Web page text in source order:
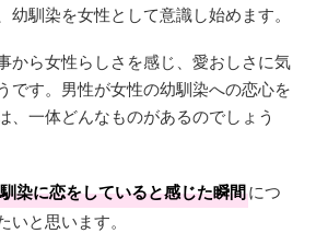
幼馴染を女性として意識し始めます。
から女性らしさを感じ、愛おしさに気
です。男性が女性の幼馴染への恋心を
、一体どんなものがあるのでしょう
染に恋をしていると感じた瞬間につ
と思います。